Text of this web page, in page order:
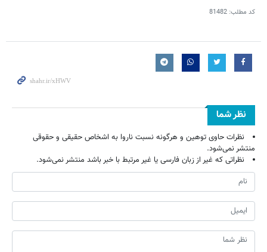
کد مطلب: 81482
نظر شما
نظرات حاوی توهین و هرگونه نسبت ناروا به اشخاص حقیقی و حقوقی
منتشر نمی‌شود.
نظراتی که غیر از زبان فارسی یا غیر مرتبط با خبر باشد منتشر نمی‌شود.